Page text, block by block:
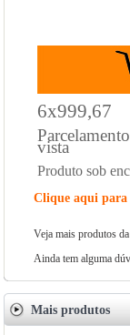
6x999,67
vista
Produto sob
Clique aqui para
Veja mais produtos
Ainda tem alguma
Mais produtos